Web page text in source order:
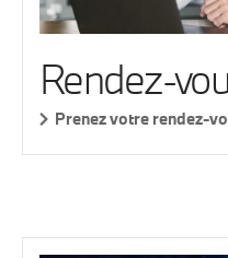
Rendez-
Prenez votre rendez-